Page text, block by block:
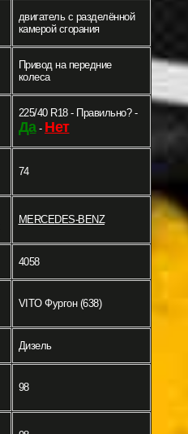
двигатель с разделённой
камерой сгорания
Привод на передние
колеса
225/40 R18 - Правильно? -
Да- Нет
74
MERCEDES-BENZ
4058
VITO Фургон (638)
Дизель
98